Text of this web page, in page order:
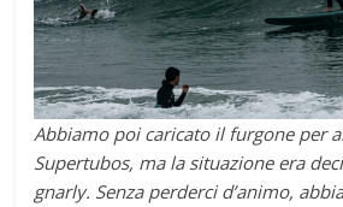
Abbiamo poi caricato il furgone per
Supertubos, ma la situazione era
gnarly. Senza perderci d’animo,